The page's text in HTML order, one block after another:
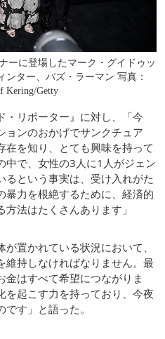
ーに登場したマーク・グイドゥッ
ター、バズ・ラーマン 写真：
Kering/Getty
・リポーター』に対し、「今
ョンのおかげでサンクチュア
在を知り、とても興味を持って
中で、女性の3人に1人がジェン
るという事実は、受け入れがた
暴力を根絶するために、経済的
法はたくさんあります」
置かれている状況において、
維持しなければなりません。最
はすべて希望につながりま
を起こす力を持っており、今夜
す」と語った。